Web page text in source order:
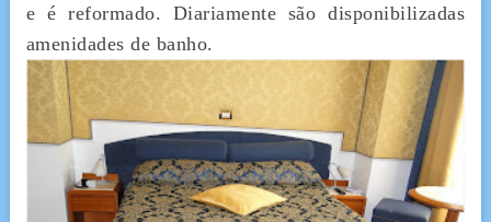
e é reformado. Diariamente são disponibilizadas
amenidades de banho.